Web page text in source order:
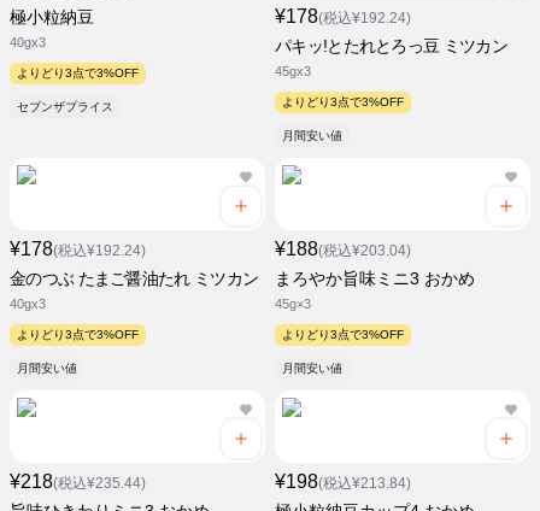
極小粒納豆
40gx3
よりどり3点で3%OFF
セブンザプライス
¥178(税込¥192.24)
パキッ!とたれとろっ豆 ミツカン
45gx3
よりどり3点で3%OFF
月間安い値
¥178(税込¥192.24)
金のつぶ たまご醤油たれ ミツカン
40gx3
よりどり3点で3%OFF
月間安い値
¥188(税込¥203.04)
まろやか旨味ミニ3 おかめ
45g×3
よりどり3点で3%OFF
月間安い値
¥218(税込¥235.44) ¥198(税込¥213.84)